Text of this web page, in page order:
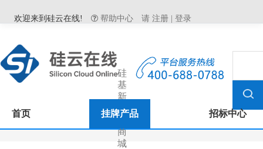
欢迎来到硅云在线! 帮助中心 请 注册 登录
硅
基
新
材
料
商
城
首页 挂牌产品 招标中心